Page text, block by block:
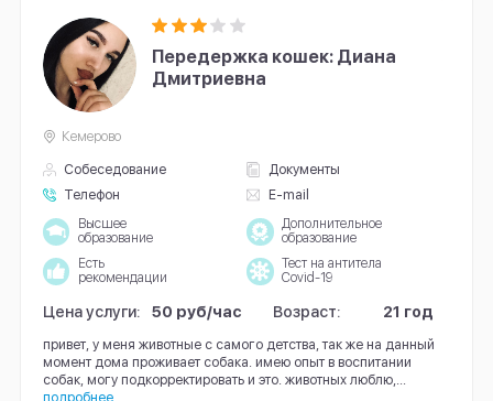
Передержка кошек: Диана
Дмитриевна
Собеседование
Документы
Телефон
E-mail
Кемерово
Высшее
образование
Дополнительное
образование
Есть
рекомендации
Тест на антитела
Covid-19
Цена услуги: 50 руб/час Возраст: 21 год
привет, у меня животные с самого детства, так же на данный
момент дома проживает собака. имею опыт в воспитании
собак, могу подкорректировать и это. животных люблю,...
подробнее